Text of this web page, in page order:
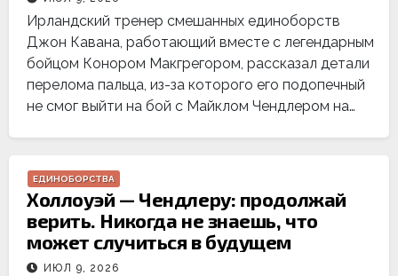
Ирландский тренер смешанных единоборств
Джон Кавана, работающий вместе с легендарным
бойцом Конором Макгрегором, рассказал детали
перелома пальца, из-за которого его подопечный
не смог выйти на бой с Майклом Чендлером на…
ЕДИНОБОРСТВА
Холлоуэй — Чендлеру: продолжай
верить. Никогда не знаешь, что
может случиться в будущем
ИЮЛ 9, 2026